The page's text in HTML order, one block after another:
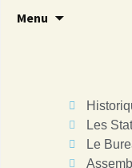
Amicale 14
Brave 14
Menu
Les
Le